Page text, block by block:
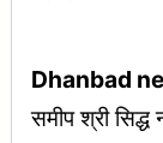
Dhanbad
समीप श्री सिद्ध